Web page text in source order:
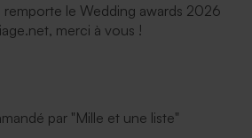
remporte le Wedding awards 2026
merci à vous !
par "Mille et une liste"